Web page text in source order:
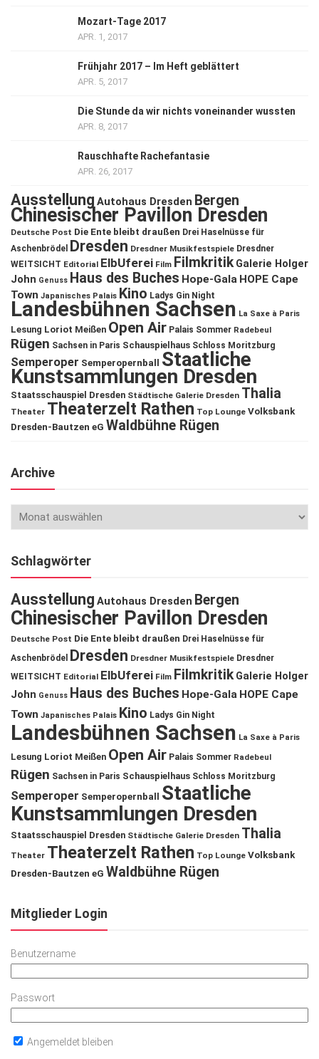
Mozart-Tage 2017
APR. 1, 2017
Frühjahr 2017 – Im Heft geblättert
APR. 5, 2017
Die Stunde da wir nichts voneinander wussten
APR. 8, 2017
Rauschhafte Rachefantasie
APR. 26, 2017
Ausstellung Autohaus Dresden Bergen
Chinesischer Pavillon Dresden
Deutsche Post Die Ente bleibt draußen Drei Haselnüsse für
Aschenbrödel
Dresden Dresdner Musikfestspiele Dresdner
WEITSICHT Editorial ElbUferei Film Filmkritik Galerie Holger
John Genuss Haus des Buches Hope-Gala HOPE Cape
Town Japanisches Palais Kino Ladys Gin Night
Landesbühnen Sachsen La Saxe à Paris
Lesung Loriot Meißen Open Air Palais Sommer Radebeul
Rügen Sachsen in Paris Schauspielhaus Schloss Moritzburg
Semperoper Semperopernball Staatliche
Kunstsammlungen Dresden
Staatsschauspiel Dresden Städtische Galerie Dresden Thalia
Theater Theaterzelt Rathen Top Lounge Volksbank
Dresden-Bautzen eG Waldbühne Rügen
Archive
Schlagwörter
Ausstellung Autohaus Dresden Bergen
Chinesischer Pavillon Dresden
Deutsche Post Die Ente bleibt draußen Drei Haselnüsse für
Aschenbrödel
Dresden Dresdner Musikfestspiele Dresdner
WEITSICHT Editorial ElbUferei Film Filmkritik Galerie Holger
John Genuss Haus des Buches Hope-Gala HOPE Cape
Town Japanisches Palais Kino Ladys Gin Night
Landesbühnen Sachsen La Saxe à Paris
Lesung Loriot Meißen Open Air Palais Sommer Radebeul
Rügen Sachsen in Paris Schauspielhaus Schloss Moritzburg
Semperoper Semperopernball
Staatliche
Kunstsammlungen Dresden
Staatsschauspiel Dresden Städtische Galerie Dresden Thalia
Theater Theaterzelt Rathen Top Lounge Volksbank
Dresden-Bautzen eG Waldbühne Rügen
Mitglieder Login
Benutzername
Passwort
Angemeldet bleiben